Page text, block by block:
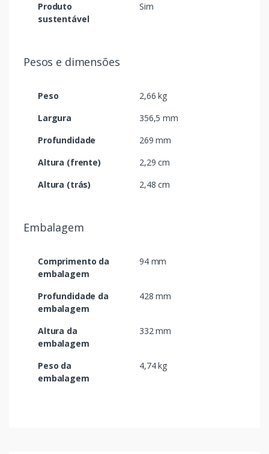
Produto
sustentável
Sim
Pesos e dimensões
Peso
2,66 kg
Largura
356,5 mm
Profundidade
269 mm
Altura (frente)
2,29 cm
Altura (trás)
2,48 cm
Embalagem
Comprimento da
embalagem
94 mm
Profundidade da
embalagem
428 mm
Altura da
embalagem
332 mm
Peso da
embalagem
4,74 kg